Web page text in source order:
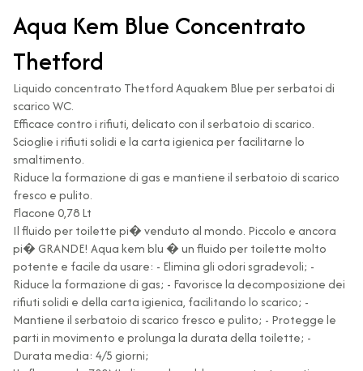
Aqua Kem Blue Concentrato
Thetford
Liquido concentrato Thetford Aquakem Blue per serbatoi di
scarico WC.
Efficace contro i rifiuti, delicato con il serbatoio di scarico.
Scioglie i rifiuti solidi e la carta igienica per facilitarne lo
smaltimento.
Riduce la formazione di gas e mantiene il serbatoio di scarico
fresco e pulito.
Flacone 0,78 Lt
Il fluido per toilette pi� venduto al mondo. Piccolo e ancora
pi� GRANDE! Aqua kem blu � un fluido per toilette molto
potente e facile da usare: - Elimina gli odori sgradevoli; -
Riduce la formazione di gas; - Favorisce la decomposizione dei
rifiuti solidi e della carta igienica, facilitando lo scarico; -
Mantiene il serbatoio di scarico fresco e pulito; - Protegge le
parti in movimento e prolunga la durata della toilette; -
Durata media: 4/5 giorni;